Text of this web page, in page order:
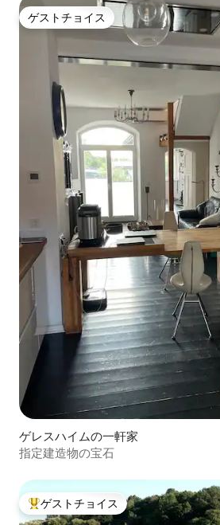
ゲストチョイス
ゲストチョイス
ゲレスハイムの一軒家
指定建造物の宝石
大好評のゲストチョイスです。
ゲストチョイス